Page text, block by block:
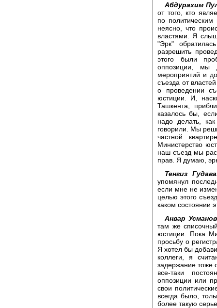
Абдурахим
от того, кто
по
неясно, что
властями. Я
"Эрк"
разрешить
этого были
оппозиции, мы
мероприятий и
съезда от
о проведении
юстиции. И,
Ташкента,
казалось бы,
надо делать,
говорили. Мы
частной
Министерство
наш съезд мы
прав. Я думаю,
Тенгиз
упомянул
если мне не
целью этого
каком состоянии
Анвар
там же
юстиции. Пока
просьбу о
Я хотел бы
коллеги, я
задержание тоже
все-таки
оппозиции или
свои
всегда было,
более такую